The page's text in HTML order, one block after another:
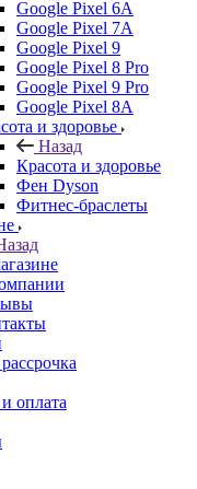
Google Pixel 6A
Google Pixel 7А
Google Pixel 9
Google Pixel 8 Pro
Google Pixel 9 Pro
Google Pixel 8A
и здоровье
Назад
Красота и здоровье
Фен Dyson
Фитнес-браслеты
оплата